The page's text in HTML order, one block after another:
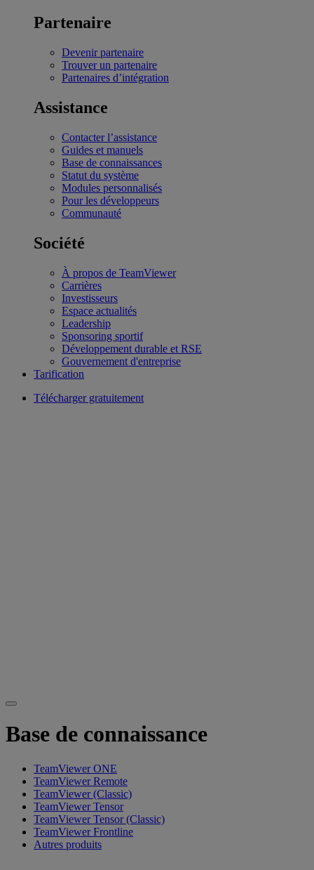
Partenaire
Devenir partenaire
Trouver un partenaire
Partenaires d’intégration
Assistance
Contacter l’assistance
Guides et manuels
Base de connaissances
Statut du système
Modules personnalisés
Pour les développeurs
Communauté
Société
À propos de TeamViewer
Carrières
Investisseurs
Espace actualités
Leadership
Sponsoring sportif
Développement durable et RSE
Gouvernement d'entreprise
Tarification
Télécharger gratuitement
Base de connaissance
TeamViewer ONE
TeamViewer Remote
TeamViewer (Classic)
TeamViewer Tensor
TeamViewer Tensor (Classic)
TeamViewer Frontline
Autres produits